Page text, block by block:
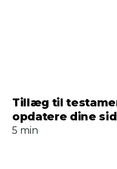
Tillæg til
opdatere dine
5 min